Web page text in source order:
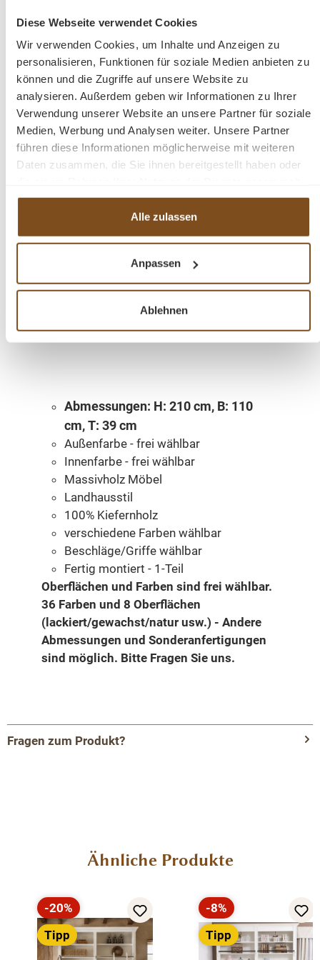
Diese Webseite verwendet Cookies
Wir verwenden Cookies, um Inhalte und Anzeigen zu
personalisieren, Funktionen für soziale Medien anbieten zu
können und die Zugriffe auf unsere Website zu
analysieren. Außerdem geben wir Informationen zu Ihrer
Verwendung unserer Website an unsere Partner für soziale
Medien, Werbung und Analysen weiter. Unsere Partner
führen diese Informationen möglicherweise mit weiteren
Daten zusammen, die Sie ihnen bereitgestellt haben oder
haben.
Alle zulassen
Anpassen
Ablehnen
ein ansprechendes visuelles
Das Design dieses Möbelstücks fügt
sich harmonisch in verschiedene
Einrichtungsstile ein. Es passt
sowohl in moderne als auch
klassische Umgebungen und verleiht
jedem Raum einen Hauch von
Die erstklassige Verarbeitung
garantiert Langlebigkeit und
Zuverlässigkeit. Dieses Bücherregal
sondern auch langfristige
Zufriedenheit und Bewunderung
schenken.
Abmessungen: H: 210 cm, B: 110
cm, T: 39 cm
Außenfarbe - frei wählbar
Innenfarbe - frei wählbar
Massivholz Möbel
Landhausstil
100% Kiefernholz
verschiedene Farben wählbar
Beschläge/Griffe wählbar
Fertig montiert - 1-Teil
Oberflächen und Farben sind frei wählbar.
36 Farben und 8 Oberflächen
(lackiert/gewachst/natur usw.) - Andere
Abmessungen und Sonderanfertigungen
sind möglich. Bitte Fragen Sie uns.
Fragen zum Produkt?
Entdecken Sie die perfekte
Kombination von Stauraum und
Präsentationsfläche mit unserem
Produktgalerie überspringen
Ähnliche Produkte
Rabatt
-20%
Tipp
Rabatt
-8%
Tipp